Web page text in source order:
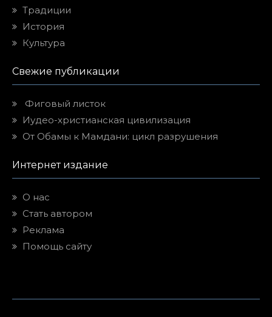
Традиции
История
Культура
Свежие публикации
Фиговый листок
Иудео-христианская цивилизация
От Обамы к Мамдани: цикл разрушения
Интернет издание
О нас
Стать автором
Реклама
Помощь сайту